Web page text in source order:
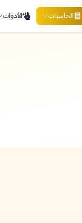
الحاسبات الأدوات